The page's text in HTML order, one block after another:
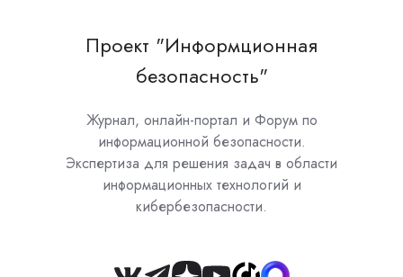
Проект "Информционная
безопасность"
Журнал, онлайн-портал и Форум по
информационной безопасности.
Экспертиза для решения задач в области
информационных технологий и
кибербезопасности.